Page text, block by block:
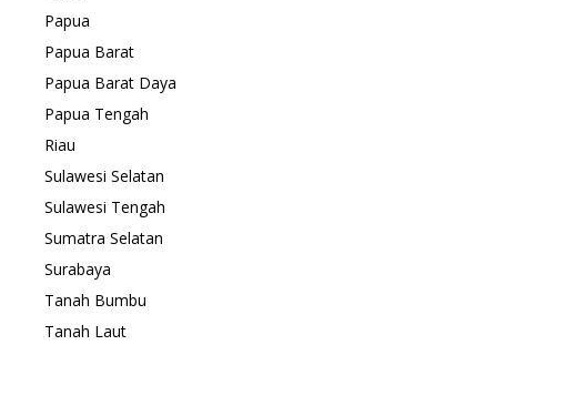
Papua
Papua Barat
Papua Barat Daya
Papua Tengah
Riau
Sulawesi Selatan
Sulawesi Tengah
Sumatra Selatan
Surabaya
Tanah Bumbu
Tanah Laut